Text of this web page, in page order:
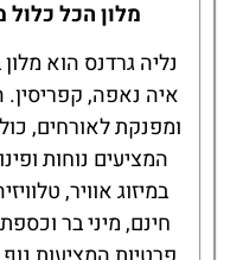
מלון הכל
נליה גרדנס הוא
איה נאפה, קפריסין.
ומפנקת לאורחים,
המציעים נוחות
במיזוג אוויר,
חינם, מיני בר